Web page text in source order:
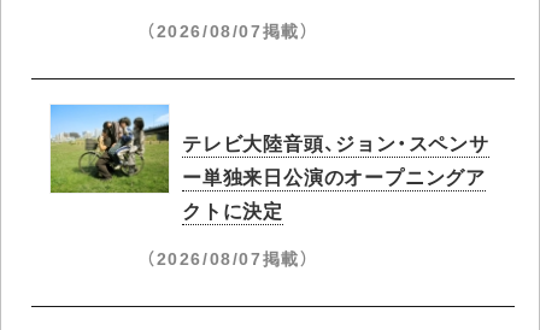
（2026/08/07掲載）
テレビ大陸音頭、ジョン・スペンサ
ー単独来日公演のオープニングア
クトに決定
（2026/08/07掲載）